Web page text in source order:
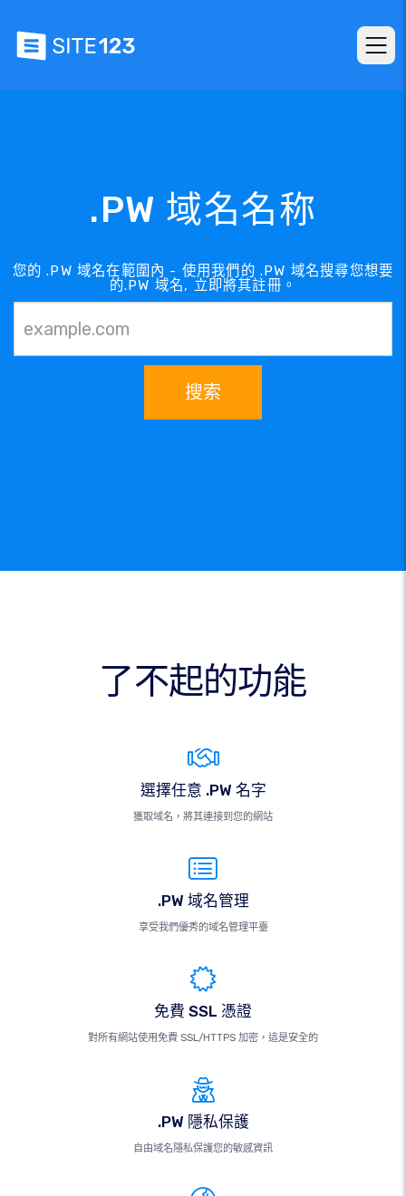
.PW 域名名称
您的 .PW 域名在範圍內 - 使用我們的 .PW 域名搜尋您想要
的.PW 域名, 立即將其註冊。
搜索
了不起的功能
選擇任意 .PW 名字
獲取域名，將其連接到您的網站
.PW 域名管理
享受我們優秀的域名管理平臺
免費 SSL 憑證
對所有網站使用免費 SSL/HTTPS 加密，這是安全的
.PW 隱私保護
自由域名隱私保護您的敏感資訊